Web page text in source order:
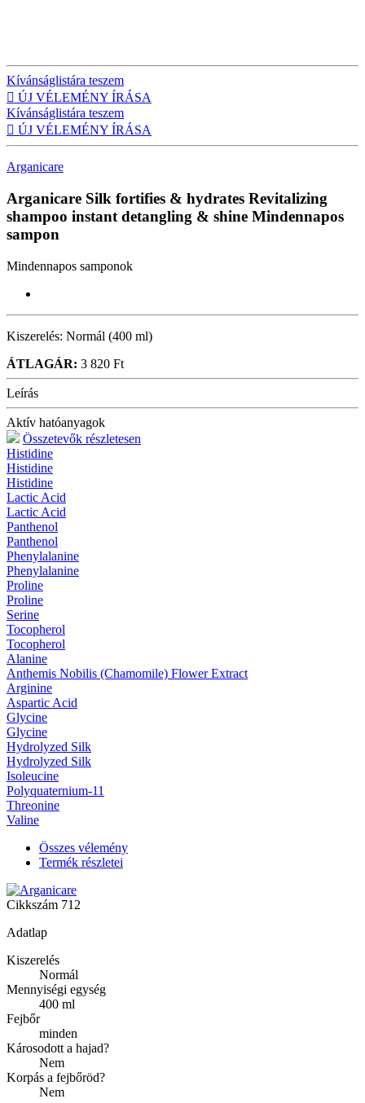
Kívánságlistára teszem
 ÚJ VÉLEMÉNY ÍRÁSA
Kívánságlistára teszem
 ÚJ VÉLEMÉNY ÍRÁSA
Arganicare
Arganicare Silk fortifies & hydrates Revitalizing
shampoo instant detangling & shine Mindennapos
sampon
Mindennapos samponok
Kiszerelés: Normál (400 ml)
ÁTLAGÁR: 3 820 Ft
Leírás
Aktív hatóanyagok
Összetevők részletesen
Histidine
Histidine
Histidine
Lactic Acid
Lactic Acid
Panthenol
Panthenol
Phenylalanine
Phenylalanine
Proline
Proline
Serine
Tocopherol
Tocopherol
Alanine
Anthemis Nobilis (Chamomile) Flower Extract
Arginine
Aspartic Acid
Glycine
Glycine
Hydrolyzed Silk
Hydrolyzed Silk
Isoleucine
Polyquaternium-11
Threonine
Valine
Összes vélemény
Termék részletei
Cikkszám 712
Adatlap
Kiszerelés
Normál
Mennyiségi egység
400 ml
Fejbőr
minden
Károsodott a hajad?
Nem
Korpás a fejbőröd?
Nem